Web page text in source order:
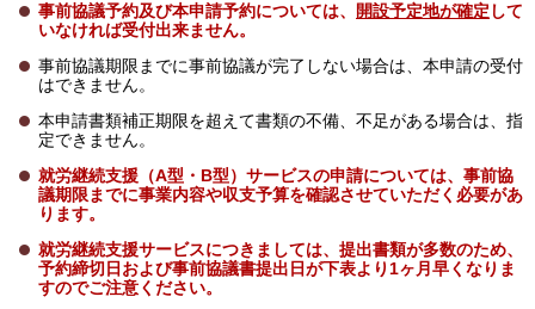
事前協議予約及び本申請予約については、
開設予定地が確定 して
いなければ受付出来ません。
事前協議期限までに事前協議が完了しない場合は、本申請の受付
はできません。
本申請書類補正期限を超えて書類の不備、不足がある場合は、指
定できません。
就労継続支援（A型・B型）サービスの申請については、事前協
議期限までに事業内容や収支予算を確認させていただく必要があ
ります。
就労継続支援サービスにつきましては、提出書類が多数のため、
予約締切日および事前協議書提出日が下表より1ヶ月早くなりま
すのでご注意ください。